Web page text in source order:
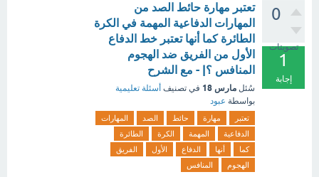
0
تصويتات
1
إجابة
تعتبر مهارة حائط الصد من
المهارات الدفاعية المهمة في الكرة
الطائرة كما أنها تعتبر خط الدفاع
الأول من الفريق ضد الهجوم
المنافس ؟| - مع الشرح
سُئل مارس 18 في تصنيف أسئلة تعليمية
بواسطة عبود
تعتبر مهارة حائط الصد
المهارات
الدفاعية
المهمة الكرة
الطائرة
كما
أنها الدفاع الأول
الفريق
الهجوم
المنافس